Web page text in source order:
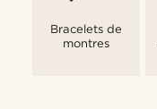
Bracelets de
montres